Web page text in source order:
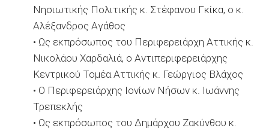
Νησιωτικής Πολιτικής κ. Στέφανου Γκίκα, ο κ.
Αλέξανδρος Αγάθος
• Ως εκπρόσωπος του Περιφερειάρχη Αττικής κ.
Νικολάου Χαρδαλιά, ο Αντιπεριφερειάρχης
Κεντρικού Τομέα Αττικής κ. Γεώργιος Βλάχος
• Ο Περιφερειάρχης Ιονίων Νήσων κ. Ιωάννης
Τρεπεκλής
• Ως εκπρόσωπος του Δημάρχου Ζακύνθου κ.